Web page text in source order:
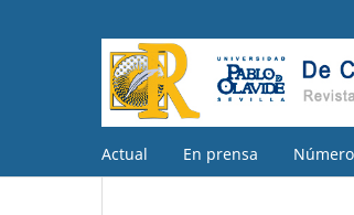
Actual En prensa